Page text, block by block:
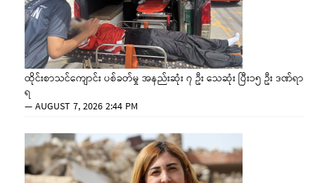
ထိုင်းစာသင်ကျောင်း ပစ်ခတ်မှု အနည်းဆုံး ၇ ဦး သေဆုံး ပြီး၁၅ ဦး ဒဏ်ရာ
ရ
—AUGUST 7, 2026 2:44 PM